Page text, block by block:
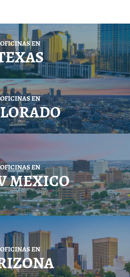
OFICINAS EN
OFICINAS EN
OFICINAS EN
MEXICO
OFICINAS EN